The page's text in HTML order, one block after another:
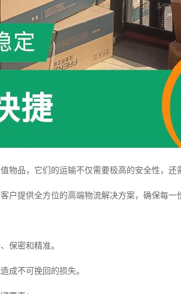
物品，它们的运输不仅需要极高的安全性，还
户提供全方位的高端物流解决方案，确保每一
保密和精准。
成不可挽回的损失。